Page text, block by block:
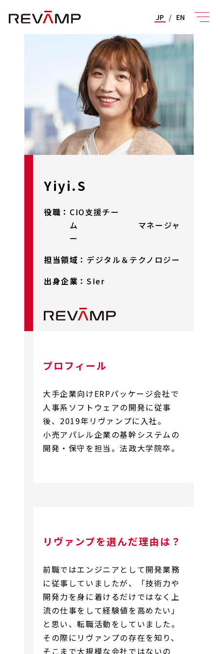
JP / EN
Yiyi.S
役職： CIO支援チー
ム マネージャ
ー
担当領域： デジタル＆テクノロジー
出身企業： SIer
プロフィール
大手企業向けERPパッケージ会社で
人事系ソフトウェアの開発に従事
後、2019年リヴァンプに入社。
小売アパレル企業の基幹システムの
開発・保守を担当。法政大学院卒。
リヴァンプを選んだ理由は？
前職ではエンジニアとして開発業務
に従事していましたが、「技術力や
開発力を身に着けるだけではなく上
流の仕事をして経験値を高めたい」
と思い、転職活動をしていました。
その際にリヴァンプの存在を知り、
そこまで大規模な会社ではないの